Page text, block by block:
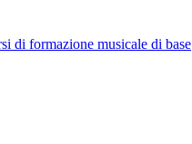
di formazione musicale di base